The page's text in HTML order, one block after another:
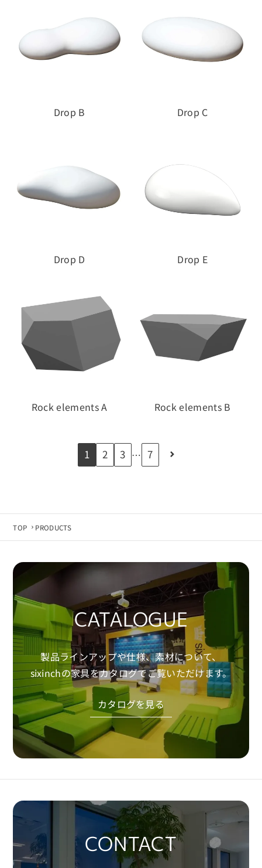
Drop B Drop C
Drop D Drop E
Rock elements A Rock elements B
1 2 3 … 7
TOP PRODUCTS
CATALOGUE
製品ラインアップや仕様、素材について、
sixinchの家具をカタログでご覧いただけます。
カタログを見る
CONTACT